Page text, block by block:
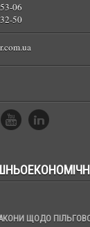
06
50
ЩОДО